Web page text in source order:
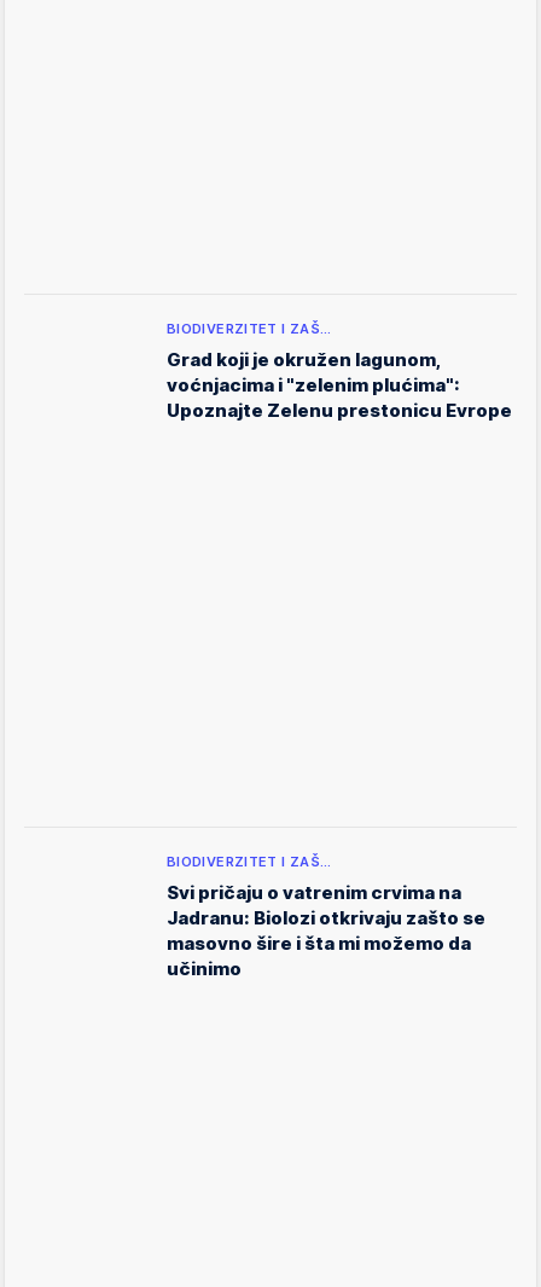
BIODIVERZITET I ZAŠ…
Grad koji je okružen lagunom,
voćnjacima i "zelenim plućima":
Upoznajte Zelenu prestonicu Evrope
BIODIVERZITET I ZAŠ…
Svi pričaju o vatrenim crvima na
Jadranu: Biolozi otkrivaju zašto se
masovno šire i šta mi možemo da
učinimo